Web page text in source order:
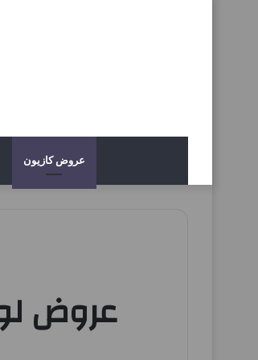
عروض كازيون